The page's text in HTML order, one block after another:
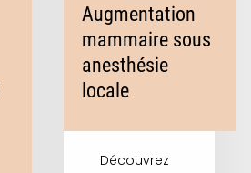
Augmentation
mammaire sous
anesthésie
locale
Découvrez